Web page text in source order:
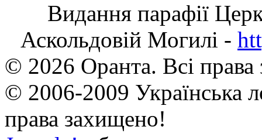
Видання парафії
Аскольдовій Могилі -
© 2026 Оранта. Всі
© 2006-2009 Українська
права захищено!